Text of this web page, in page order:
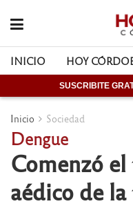
INICIO HOY
SUSCRIBITE
Inicio Sociedad
Dengue
Comenzó
aédico de